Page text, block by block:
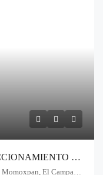
CASA EN RENTA UN PISO FRACCIONAMIENTO EL CAMPANARIO, ZONA UDLAP
Campana de La Independencia 27, Santiago Momoxpan, El Campanario, Cholula, Pue., México